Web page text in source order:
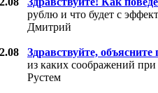
рублю и что будет с
Дмитрий
Здравствуйте, объясните
из каких соображений
Рустем